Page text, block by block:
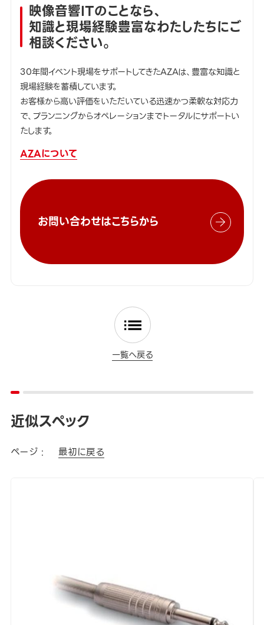
映像音響ITのことなら、
知識と現場経験豊富なわたしたちにご
相談ください。
30年間イベント現場をサポートしてきたAZAは、豊富な知識と
現場経験を蓄積しています。
お客様から高い評価をいただいている迅速かつ柔軟な対応力
で、プランニングからオペレーションまでトータルにサポートい
たします。
AZAについて
お問い合わせはこちらから
一覧へ戻る
近似スペック
ページ : 最初に戻る